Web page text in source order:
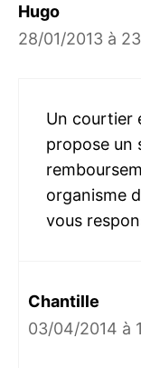
Hugo
28/01/2013 à
Un courtier
propose un
organisme
vous
Chantille
03/04/2014 à